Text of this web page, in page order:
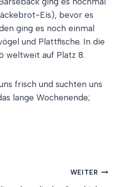
Eis), bevor es
ging es noch einmal
und Plattfische. In die
weltweit auf Platz 8.
frisch und suchten uns
lange Wochenende;
WEITER